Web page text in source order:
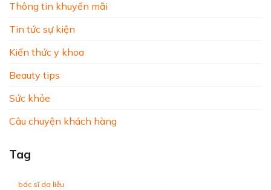
Thông tin khuyến mãi
Tin tức sự kiện
Kiến thức y khoa
Beauty tips
Sức khỏe
Câu chuyện khách hàng
Tag
bác sĩ da liễu